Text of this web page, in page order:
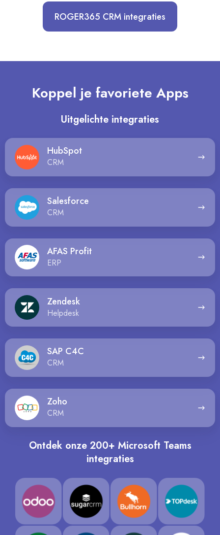
ROGER365 CRM integraties
Koppel je favoriete Apps
Uitgelichte integraties
HubSpot
CRM
HubSpot
Salesforce
CRM
Salesforce
AFAS Profit
ERP
AFAS
Profit
Zendesk
Helpdesk
Zendesk
SAP C4C
CRM
SAP
C4C
Zoho
CRM
Zoho
Ontdek onze 200+ Microsoft Teams
integraties